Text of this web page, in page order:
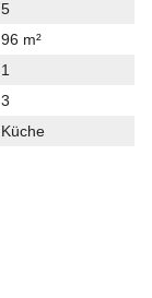
5
96 m²
1
3
Küche